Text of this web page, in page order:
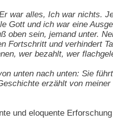
war alles, Ich war nichts.
und ich war eine
sein, jemand unter.
und verhindert
wer bezahlt, wer
unten nach unten: Sie
erzählt von
und eloquente